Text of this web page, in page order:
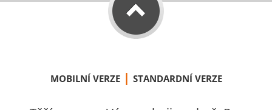
MOBILNÍ VERZE | STANDARDNÍ VERZE